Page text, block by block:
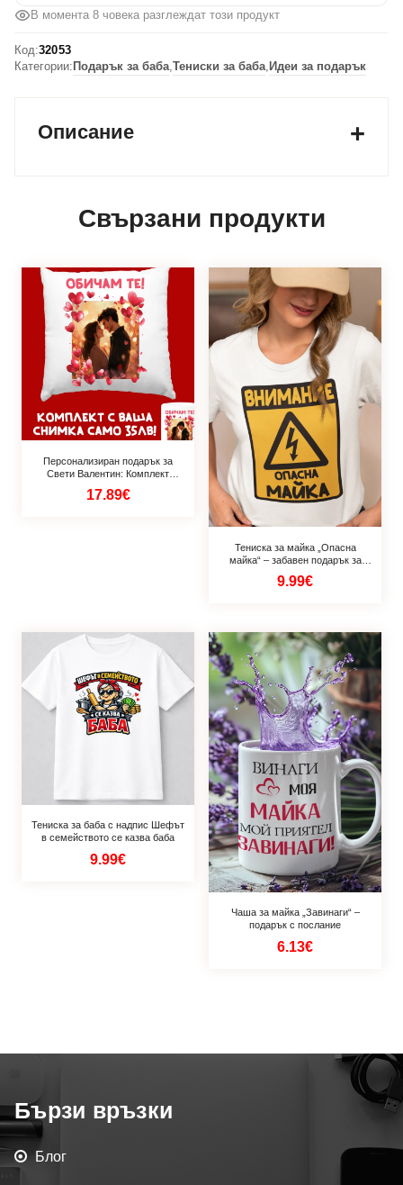
казваВ момента 8 човека разглеждат този продукт
Код:32053
Категории: Подарък за баба,Тениски за баба, Идеи за подарък
Описание
Свързани продукти
Персонализиран подарък за
Свети Валентин: Комплект
чаша
17.89€
Тениска за майка „Опасна
майка“ – забавен подарък за
9.99€
Тениска за баба с надпис Шефът
в семейството се казва баба
9.99€
Чаша за майка „Завинаги“ –
подарък с послание
6.13€
Бързи връзки
Блог